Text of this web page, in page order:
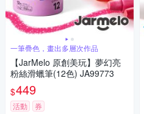
一筆疊色，畫出多層次作品
【JarMelo 原創美玩】夢幻亮
粉絲滑蠟筆(12色) JA99773
$449
活動 券